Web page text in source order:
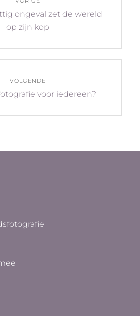
ongeval zet de wereld
op zijn kop
VOLGENDE
voor iedereen?